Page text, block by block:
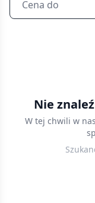
Cena do
sprzedaż
Krakowie
Nie
W tej chwili w